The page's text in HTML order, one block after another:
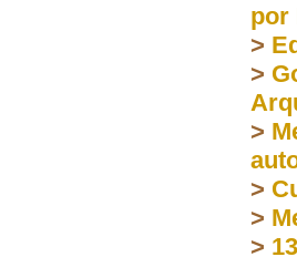
por
>
>
>
>
>
>